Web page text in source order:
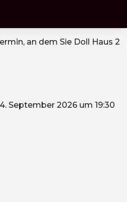
an dem Sie Doll Haus 2
September 2026 um 19:30